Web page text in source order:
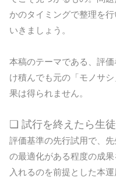
かのタイミングで整理を
いきましょう。
本稿のテーマである、評
け積んでも元の「モノサ
果は得られません。
❏ 試行を終えたら生
評価基準の先行試用で、
の最適化がある程度の成
入れるのを前提とした本